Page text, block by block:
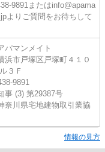
9891またはinfo@apama
よりご質問をお待ちして
パマンメイト
浜市戸塚区戸塚町４１０
３Ｆ
9891
事 (3) 第29387号
奈川県宅地建物取引業協
情報の見方